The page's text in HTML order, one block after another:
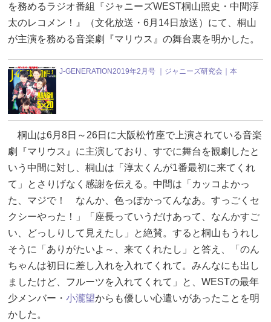
を務めるラジオ番組『ジャニーズWEST桐山照史・中間淳
太のレコメン！』（文化放送・6月14日放送）にて、桐山
が主演を務める音楽劇『マリウス』の舞台裏を明かした。
J-GENERATION2019年2月号 ｜ジャニーズ研究会｜本
桐山は6月8日～26日に大阪松竹座で上演されている音楽
劇『マリウス』に主演しており、すでに舞台を観劇したと
いう中間に対し、桐山は「淳太くんが1番最初に来てくれ
て」とさりげなく感謝を伝える。中間は「カッコよかっ
た、マジで！ なんか、色っぽかってんなあ。すっごくセ
クシーやった！」「座長っていうだけあって、なんかすご
い、どっしりして見えたし」と絶賛。すると桐山もうれし
そうに「ありがたいよ～、来てくれたし」と答え、「のん
ちゃんは初日に差し入れを入れてくれて。みんなにも出し
ましたけど、フルーツを入れてくれて」と、WESTの最年
少メンバー・ 小瀧望からも優しい心遣いがあったことを明
かした。